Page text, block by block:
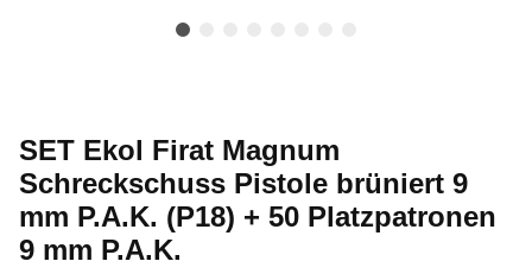
SET Ekol Firat Magnum
Schreckschuss Pistole brüniert 9
mm P.A.K. (P18) + 50 Platzpatronen
9 mm P.A.K.